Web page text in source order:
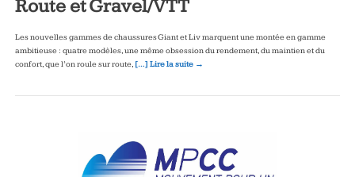
Route et Gravel/VTT
Les nouvelles gammes de chaussures Giant et Liv marquent une montée en gamme
ambitieuse : quatre modèles, une même obsession du rendement, du maintien et du
confort, que l’on roule sur route, […] Lire la suite →